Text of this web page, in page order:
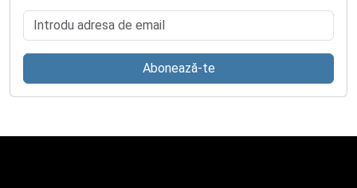
Introdu adresa de email
Abonează-te